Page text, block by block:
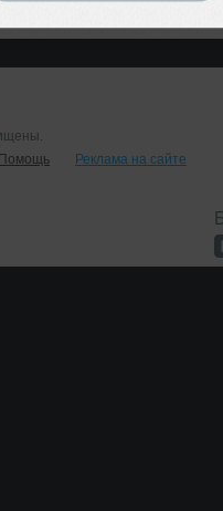
Помощь
Реклама на сайте